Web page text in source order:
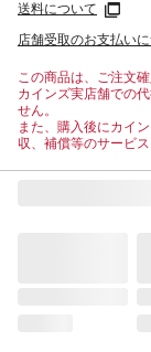
送料について
店舗受取のお支払い
この商品は、ご注文
カインズ実店舗での
せん。
また、購入後にカイ
収、補償等のサービ